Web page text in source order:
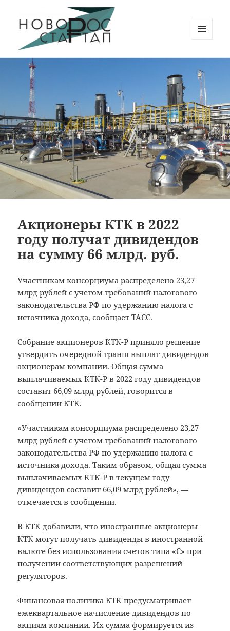
Новорос Стартап
ВИДЖЕТЫ
Акционеры КТК в 2022
году получат дивидендов
на сумму 66 млрд. руб.
Участникам консорциума распределено 23,27
млрд рублей с учетом требований налогового
законодательства РФ по удержанию налога с
источника дохода, сообщает ТАСС.
Собрание акционеров КТК-Р приняло решение
утвердить очередной транш выплат дивидендов
акционерам компании. Общая сумма
выплачиваемых КТК-Р в 2022 году дивидендов
составит 66,09 млрд рублей, говорится в
сообщении КТК.
«Участникам консорциума распределено 23,27
млрд рублей с учетом требований налогового
законодательства РФ по удержанию налога с
источника дохода. Таким образом, общая сумма
выплачиваемых КТК-Р в текущем году
дивидендов составит 66,09 млрд рублей», —
отмечается в сообщении.
В КТК добавили, что иностранные акционеры
КТК могут получать дивиденды в иностранной
валюте без использования счетов типа «С» при
получении соответствующих разрешений
регуляторов.
Финансовая политика КТК предусматривает
ежеквартальное начисление дивидендов по
акциям компании. Их сумма формируется из